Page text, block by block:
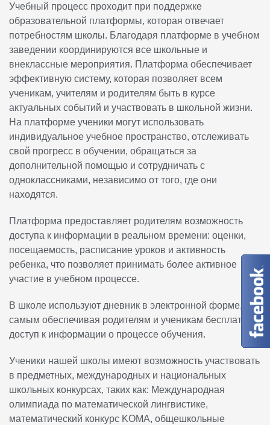
Учебный процесс проходит при поддержке
образовательной платформы, которая отвечает
потребностям школы. Благодаря платформе в учебном
заведении координируются все школьные и
внеклассные мероприятия. Платформа обеспечивает
эффективную систему, которая позволяет всем
ученикам, учителям и родителям быть в курсе
актуальных событий и участвовать в школьной жизни.
На платформе ученики могут использовать
индивидуальное учебное пространство, отслеживать
свой прогресс в обучении, обращаться за
дополнительной помощью и сотрудничать с
одноклассниками, независимо от того, где они
находятся.
Платформа предоставляет родителям возможность
доступа к информации в реальном времени: оценки,
посещаемость, расписание уроков и активность
ребенка, что позволяет принимать более активное
участие в учебном процессе.
В школе используют дневник в электронной форме, тем
самым обеспечивая родителям и ученикам бесплатный
доступ к информации о процессе обучения.
Ученики нашей школы имеют возможность участвовать
в предметных, международных и национальных
школьных конкурсах, таких как: Международная
олимпиада по математической лингвистике,
математический конкурс KOMA, общешкольные